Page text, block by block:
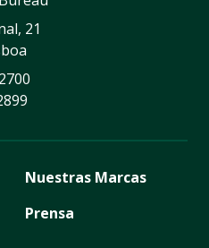
21
Nuestras Marcas
Prensa